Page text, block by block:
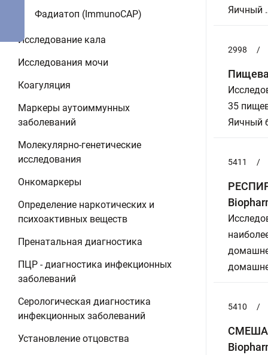
Фадиатоп (ImmunoCAP)
Исследование кала
Исследования мочи
Коагуляция
Маркеры аутоиммунных
заболеваний
Молекулярно-генетические
исследования
Онкомаркеры
Определение наркотических и
психоактивных веществ
Пренатальная диагностика
ПЦР - диагностика инфекционных
заболеваний
Серологическая диагностика
инфекционных заболеваний
Установление отцовства
Яичный
2998 /
35
Яичный
5411 /
5410 /